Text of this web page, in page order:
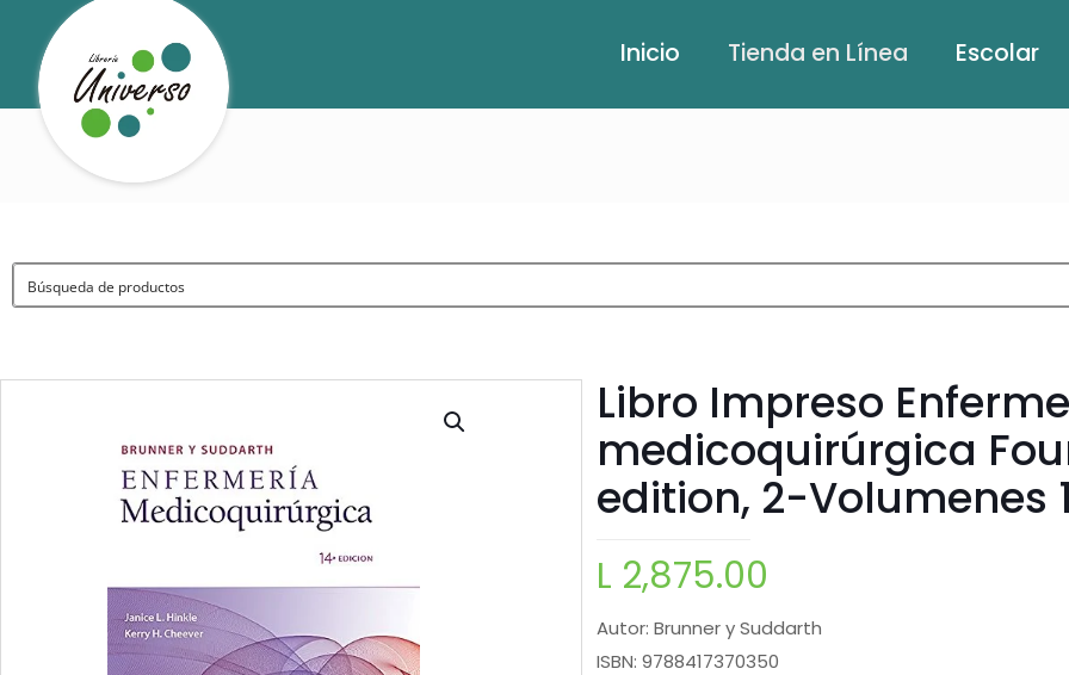
Inicio Tienda en Línea Escolar
Libro Impreso
medicoquirúrgica
edition, 2-Volumenes
L 2,875.00
Autor: Brunner y Suddarth
ISBN: 9788417370350